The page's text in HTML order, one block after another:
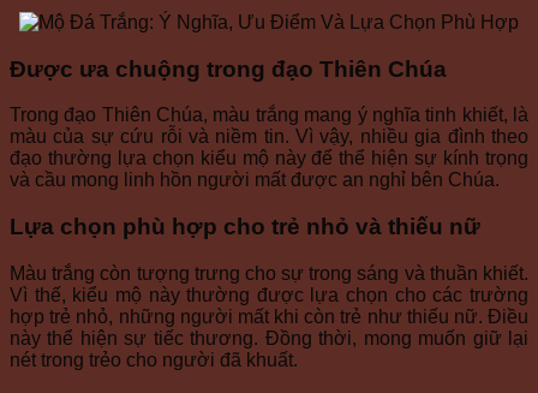
Được ưa chuộng trong đạo Thiên Chúa
Trong đạo Thiên Chúa, màu trắng mang ý nghĩa tinh khiết, là
màu của sự cứu rỗi và niềm tin. Vì vậy, nhiều gia đình theo
đạo thường lựa chọn kiểu mộ này để thể hiện sự kính trọng
và cầu mong linh hồn người mất được an nghỉ bên Chúa.
Lựa chọn phù hợp cho trẻ nhỏ và thiếu nữ
Màu trắng còn tượng trưng cho sự trong sáng và thuần khiết.
Vì thế, kiểu mộ này thường được lựa chọn cho các trường
hợp trẻ nhỏ, những người mất khi còn trẻ như thiếu nữ. Điều
này thể hiện sự tiếc thương. Đồng thời, mong muốn giữ lại
nét trong trẻo cho người đã khuất.